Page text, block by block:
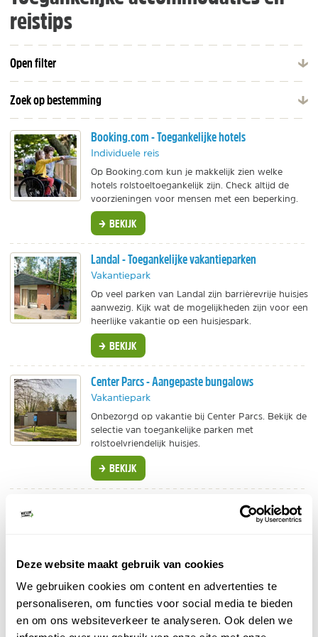
Deze website maakt gebruik van cookies
We gebruiken cookies om content en advertenties te
personaliseren, om functies voor social media te bieden
en om ons websiteverkeer te analyseren. Ook delen we
reistips
Open filter
Zoek op bestemming
Booking.com - Toegankelijke hotels
Individuele reis
Op Booking.com kun je makkelijk zien welke
hotels rolstoeltoegankelijk zijn. Check altijd de
voorzieningen voor mensen met een beperking.
BEKIJK
Landal - Toegankelijke vakantieparken
Vakantiepark
Op veel parken van Landal zijn barrièrevrije huisjes
aanwezig. Kijk wat de mogelijkheden zijn voor een
heerlijke vakantie op een huisjespark.
BEKIJK
Center Parcs - Aangepaste bungalows
Vakantiepark
Onbezorgd op vakantie bij Center Parcs. Bekijk de
selectie van toegankelijke parken met
rolstoelvriendelijk huisjes.
BEKIJK
Vacanceselect - Toegankelijke campings en parken
Vacanceselect heb je een ruime keuze.
BEKIJK
GetYourGuide - Rolstoelvriendelijke excursies